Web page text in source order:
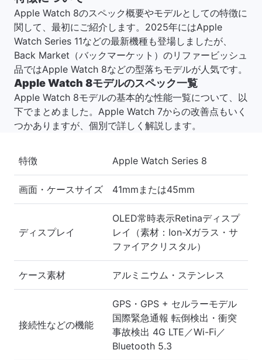
Apple Watch 8のスペック概要やモデルとしての特徴に
関して、最初にご紹介します。2025年にはApple
Watch Series 11などの最新機種も登場しましたが、
Back Market（バックマーケット）のリファービッシュ
品ではApple Watch 8などの型落ちモデルが人気です。
Apple Watch 8モデルのスペック一覧
Apple Watch 8モデルの基本的な性能一覧について、以
下でまとめました。Apple Watch 7からの改善点もいく
つかありますが、個別で詳しく解説します。
特徴 Apple Watch Series 8
画面・ケースサイズ 41mmまたは45mm
ディスプレイ
OLED常時表示Retinaディスプ
レイ（素材：Ion-Xガラス・サ
ファイアクリスタル）
ケース素材 アルミニウム・ステンレス
接続性などの機能
GPS・GPS + セルラーモデル
国際緊急通報 転倒検出・衝突
事故検出 4G LTE／Wi-Fi／
Bluetooth 5.3